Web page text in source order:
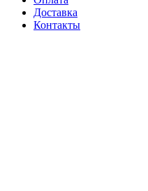
Доставка
Контакты